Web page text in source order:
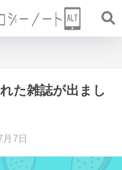
た雑誌が出まし
7日